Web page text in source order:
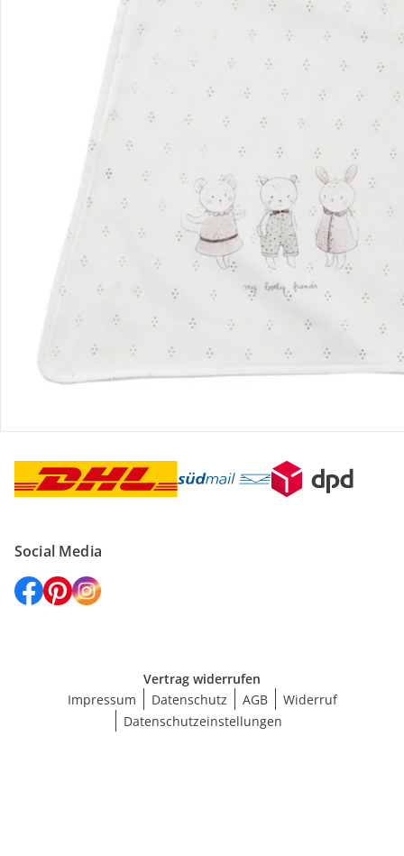
Filialen & Beratung
Sicher & flexibel bezahlen
Sicher einkaufen
Social Media
Vertrag widerrufen
Impressum
Datenschutz AGB
Widerruf
Datenschutzeinstellungen